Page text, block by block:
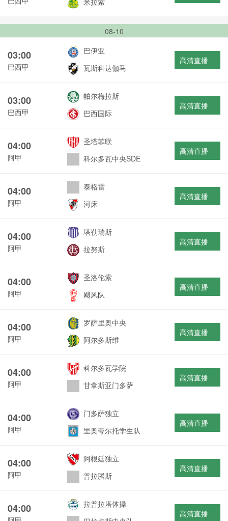
08-10
03:00
巴西甲
巴伊亚
瓦斯科达伽马
高清直播
03:00
巴西甲
帕尔梅拉斯
巴西国际
高清直播
04:00
阿甲
圣塔菲联
科尔多瓦中央SDE
高清直播
04:00
阿甲
泰格雷
河床
高清直播
04:00
阿甲
塔勒瑞斯
拉努斯
高清直播
04:00
阿甲
圣洛伦索
飓风队
高清直播
04:00
阿甲
罗萨里奥中央
阿尔多斯维
高清直播
04:00
阿甲
科尔多瓦学院
甘拿斯亚门多萨
高清直播
04:00
阿甲
门多萨独立
里奥夸尔托学生队
高清直播
04:00
阿甲
阿根廷独立
普拉腾斯
高清直播
04:00
拉普拉塔体操
高清直播